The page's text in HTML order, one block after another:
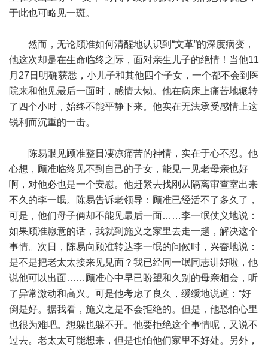
于此也可略见一斑。
然而，无论顾准如何清醒地认识到“文革”的深度病变，
他这次却是在生命临终之际，面对亲生儿子的绝情！当他11
月27日明确获悉，小儿子和其他四个子女，一个都不会到医
院来和他见最后一面时，感情大恸。他在病床上痛苦地辗转
了四个小时，始终不能平静下来。他实在无法承受感情上这
锐利而沉重的一击。
陈易眼见顾准整日凄凉痛苦的神情，实在于心不忍。他
心想，顾准临终见不到自己的子女，能见一见老母亲也好
啊，对他必也是一个安慰。他赶紧去找刚从隔离审查室出来
不久的李一氓。陈易告诉老领导：顾准已经活不了多久了，
可是，他们母子俩却不能见最后一面……李一氓仗义地说：
如果顾准愿意的话，我就到施义之家里去走一趟，解决这个
事情。次日，陈易向顾准转达李一氓的问候时，兴奋地说：
是不是把老太太接来见见面？我已经同一氓同志讲好啦，他
说他可以出面……顾准心中早已盼望和久别的母亲相会，听
了异常激动和高兴。可是他考虑了良久，缓缓地说道：“好
倒是好。据我看，施义之是不会拒绝的。但是，他恐怕心里
也很为难吧。想躲也躲不开。他要拒绝这个事情呢，又说不
过去。老太太可能想来，但是也怕他们家里不好处。另外，